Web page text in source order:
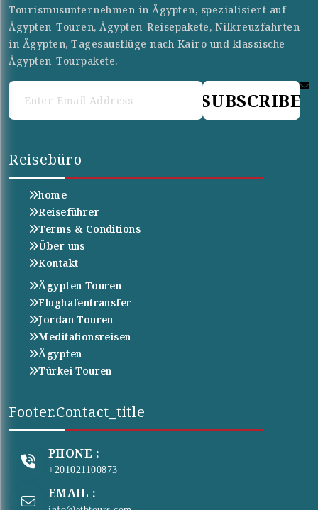
Tourismusunternehmen in Ägypten, spezialisiert auf
Ägypten-Touren, Ägypten-Reisepakete, Nilkreuzfahrten
in Ägypten, Tagesausflüge nach Kairo und klassische
Ägypten-Tourpakete.
SUBSCRIBE
Reisebüro
home
Reiseführer
Terms & Conditions
Über uns
Kontakt
Ägypten Touren
Flughafentransfer
Jordan Touren
Meditationsreisen
Ägypten
Türkei Touren
Footer.contact_title
PHONE :
+201021100873
EMAIL :